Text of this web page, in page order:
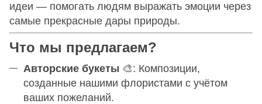
идеи — помогать людям выражать эмоции через
самые прекрасные дары природы.
Что мы предлагаем?
Авторские букеты 🎨: Композиции,
созданные нашими флористами с учётом
ваших пожеланий.